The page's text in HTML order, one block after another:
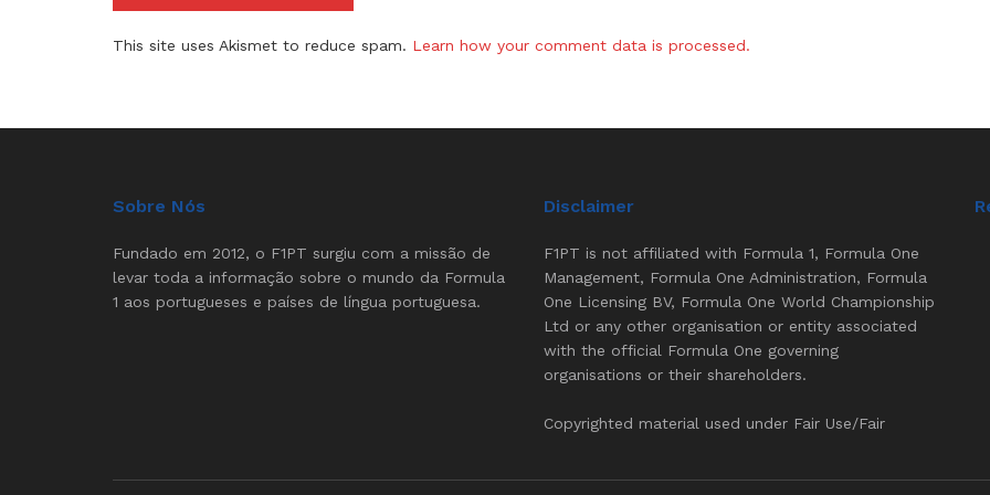
This site uses Akismet to reduce spam. Learn how your comment data is processed.
Sobre Nós
Fundado em 2012, o F1PT surgiu com a missão de
levar toda a informação sobre o mundo da Formula
1 aos portugueses e países de língua portuguesa.
Disclaimer
F1PT is not affiliated with Formula 1, Formula One
Management, Formula One Administration, Formula
One Licensing BV, Formula One World Championship
Ltd or any other organisation or entity associated
with the official Formula One governing
organisations or their shareholders.
Copyrighted material used under Fair Use/Fair